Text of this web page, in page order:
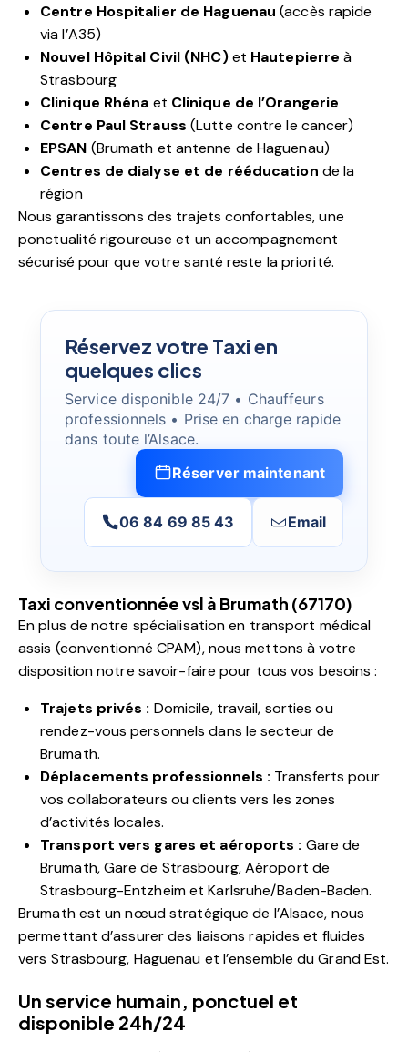
Centre Hospitalier de Haguenau (accès rapide
via l’A35)
Nouvel Hôpital Civil (NHC)et Hautepierre à
Strasbourg
Clinique Rhéna et Clinique de l’Orangerie
Centre Paul Strauss (Lutte contre le cancer)
EPSAN (Brumath et antenne de Haguenau)
Centres de dialyse et de rééducation de la
région
Nous garantissons des trajets confortables, une
ponctualité rigoureuse et un accompagnement
sécurisé pour que votre santé reste la priorité.
Réservez votre Taxi en
quelques clics
Service disponible 24/7 • Chauffeurs
professionnels • Prise en charge rapide
dans toute l’Alsace.
Réserver maintenant
06 84 69 85 43 Email
Taxi conventionnée vsl à Brumath (67170)
En plus de notre spécialisation en transport médical
assis (conventionné CPAM), nous mettons à votre
disposition notre savoir-faire pour tous vos besoins :
Trajets privés : Domicile, travail, sorties ou
rendez-vous personnels dans le secteur de
Brumath.
Déplacements professionnels : Transferts pour
vos collaborateurs ou clients vers les zones
d’activités locales.
Transport vers gares et aéroports : Gare de
Brumath, Gare de Strasbourg, Aéroport de
Strasbourg-Entzheim et Karlsruhe/Baden-Baden.
Brumath est un nœud stratégique de l’Alsace, nous
permettant d’assurer des liaisons rapides et fluides
vers Strasbourg, Haguenau et l’ensemble du Grand Est.
Un service humain, ponctuel et
disponible 24h/24